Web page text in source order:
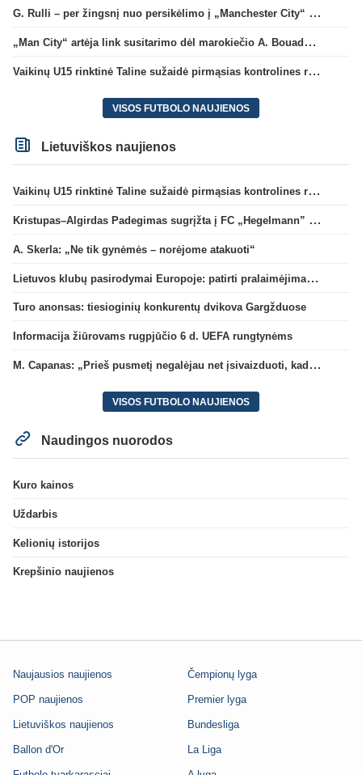
G. Rulli – per žingsnį nuo persikėlimo į „Manchester City“ klubą
„Man City“ artėja link susitarimo dėl marokiečio A. Bouaddi persikėlimo
Vaikinų U15 rinktinė Taline sužaidė pirmąsias kontrolines rungtynes
VISOS FUTBOLO NAUJIENOS
Lietuviškos naujienos
Vaikinų U15 rinktinė Taline sužaidė pirmąsias kontrolines rungtynes
Kristupas–Algirdas Padegimas sugrįžta į FC „Hegelmann” B sudėtį
A. Skerla: „Ne tik gynėmės – norėjome atakuoti“
Lietuvos klubų pasirodymai Europoje: patirti pralaimėjimai Kroatijos atstovams
Turo anonsas: tiesioginių konkurentų dvikova Gargžduose
Informacija žiūrovams rugpjūčio 6 d. UEFA rungtynėms
M. Capanas: „Prieš pusmetį negalėjau net įsivaizduoti, kad žaisime prieš „Hajduk“
VISOS FUTBOLO NAUJIENOS
Naudingos nuorodos
Kuro kainos
Uždarbis
Kelionių istorijos
Krepšinio naujienos
Naujausios naujienos
POP naujienos
Lietuviškos naujienos
Ballon d'Or
Čempionų lyga
Premier lyga
Bundesliga
La Liga